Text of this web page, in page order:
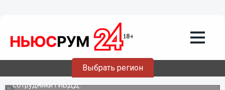
Выбрать регион
Более ста нарушений правил
водителями автобусов выявлено в
Нижнем Новгороде
Профилактическую операцию "Автобус" провели
сотрудники ГИБДД.